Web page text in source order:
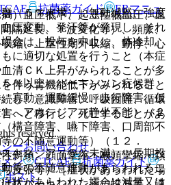
）血圧低下、起立性低血圧、血
隔延長、Ｔ波変化等）、頻脈、
縮、上室性期外収縮、動悸、心
％以上）パーキンソン症候群
寡動、運動緩慢、歩行障害、仮
、アカシジア（静坐不能）（２
構音障害、嚥下障害、口周部不
の不随意運動等）（１２．
斜頚、顔面攣縮・喉頭攣縮・頚
反張等）［症状があらわれた場
（５％未満）：無動緘黙、強度
圧変動、発汗等が発現し、それ
合は、投与を中止し、体冷却、
に適切な処置を行うこと（本症
清ＣＫ上昇がみられることが多
伴う腎機能低下がみられること
し、意識障害、呼吸困難、循環
へと移行し、死亡することがあ
キネジア（５％未満）：長期投
等の不随意運動があらわれるこ
状があらわれた場合は減量又は
抗菌薬ガイド
ERマニュ
reserved.
ーお問い合わせ
ン CTCAE
抗菌薬ガイド
ポスト